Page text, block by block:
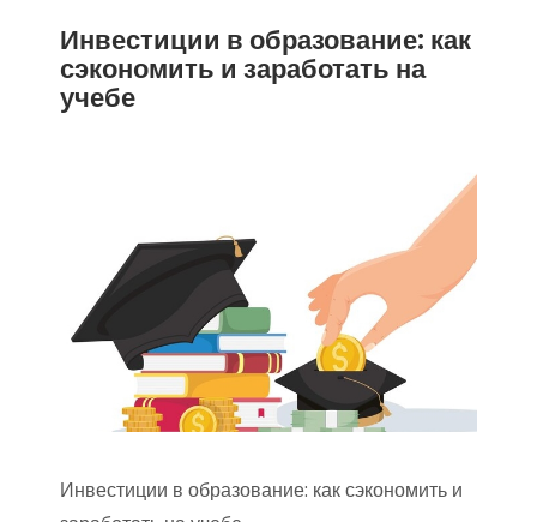
Инвестиции в образование: как
сэкономить и заработать на
учебе
Инвестиции в образование: как сэкономить и